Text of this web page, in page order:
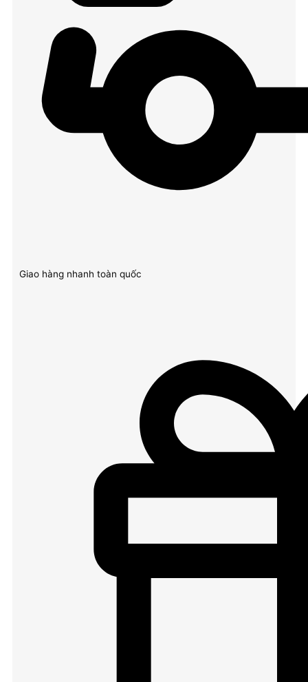
Giao hàng nhanh toàn quốc